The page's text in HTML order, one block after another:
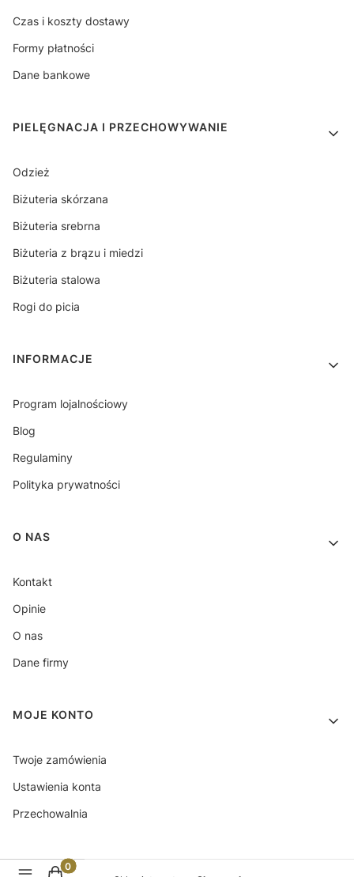
Czas i koszty dostawy
Formy płatności
Dane bankowe
PIELĘGNACJA I PRZECHOWYWANIE
Odzież
Biżuteria skórzana
Biżuteria srebrna
Biżuteria z brązu i miedzi
Biżuteria stalowa
Rogi do picia
INFORMACJE
Program lojalnościowy
Blog
Regulaminy
Polityka prywatności
O NAS
Kontakt
Opinie
O nas
Dane firmy
MOJE KONTO
Twoje zamówienia
Ustawienia konta
Przechowalnia
Produkty w koszyku: 0. Zobacz szczegóły